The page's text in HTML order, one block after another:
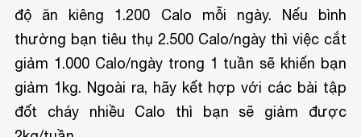
độ ăn kiêng 1.200 Calo mỗi ngày. Nếu bình
thường bạn tiêu thụ 2.500 Calo/ngày thì việc cắt
giảm 1.000 Calo/ngày trong 1 tuần sẽ khiến bạn
giảm 1kg. Ngoài ra, hãy kết hợp với các bài tập
đốt cháy nhiều Calo thì bạn sẽ giảm được